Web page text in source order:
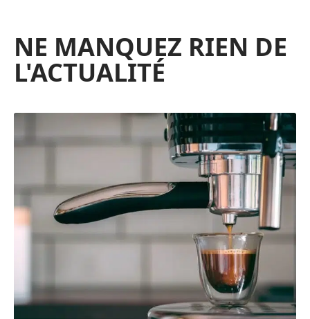
NE MANQUEZ RIEN DE
L'ACTUALITÉ